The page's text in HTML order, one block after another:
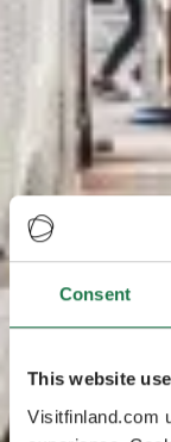
Consent
This website
Visitfinland.com